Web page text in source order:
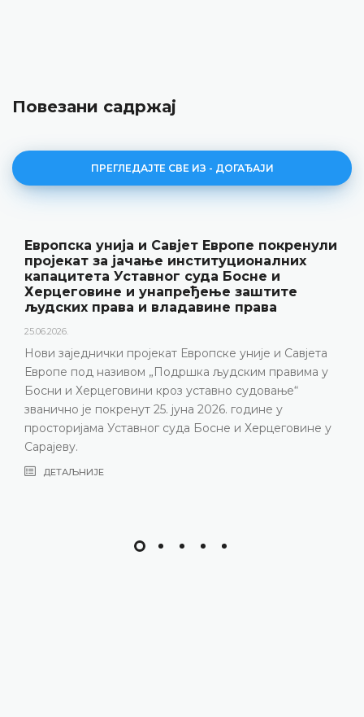
Повезани садржај
ПРЕГЛЕДАЈТЕ СВЕ ИЗ - ДОГАЂАЈИ
Европска унија и Савјет Европе покренули
пројекат за јачање институционалних
капацитета Уставног суда Босне и
Херцеговине и унапређење заштите
људских права и владавине права
25.06.2026.
Нови заједнички пројекат Европске уније и Савјета
Европе под називом „Подршка људским правима у
Босни и Херцеговини кроз уставно судовање“
званично је покренут 25. јуна 2026. године у
просторијама Уставног суда Босне и Херцеговине у
Сарајеву.
ДЕТАЉНИЈЕ